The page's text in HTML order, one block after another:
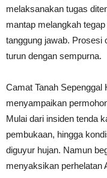
melaksanakan tugas
mantap melangkah
tanggung jawab. Prosesi
turun dengan sempurna.
Camat Tanah
menyampaikan
Mulai dari insiden tenda
pembukaan, hingga
diguyur hujan. Namun
menyaksikan perhelatan